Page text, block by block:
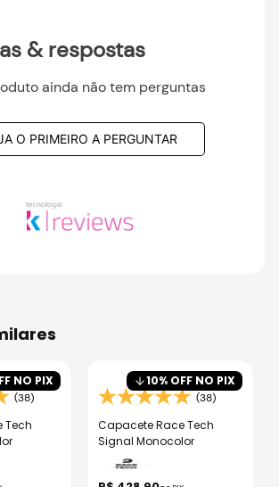
& respostas
ainda não tem perguntas
O PRIMEIRO A PERGUNTAR
NO PIX
(38)
Tech
10% OFF NO PIX
(38)
Capacete Race Tech
Signal Monocolor